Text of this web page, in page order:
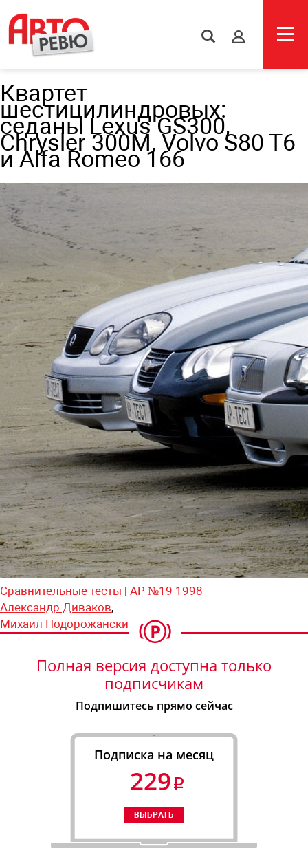
s
Квартет
шестицилиндровых:
седаны Lexus GS300,
Chrysler 300M, Volvo S80 T6
и Alfa Romeo 166
Сравнительные тесты | АР №19 1998
Александр Диваков,
Михаил Подорожанский
Полная версия доступна только
подписчикам
Подпишитесь прямо сейчас
Подписка на месяц
229